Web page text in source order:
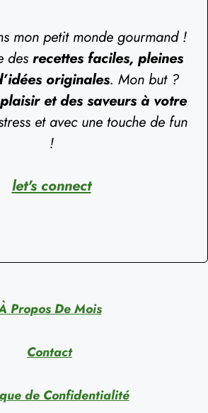
mon petit monde gourmand !
des recettes faciles, pleines
originales. Mon but ?
et des saveurs à votre
et avec une touche de fun
!
let's connect
Propos De Mois
Contact
de Confidentialité